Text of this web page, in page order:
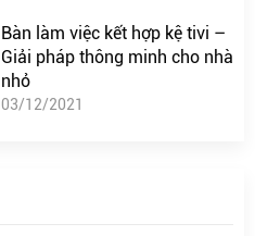
Bàn làm việc kết hợp kệ tivi –
Giải pháp thông minh cho nhà
nhỏ
03/12/2021